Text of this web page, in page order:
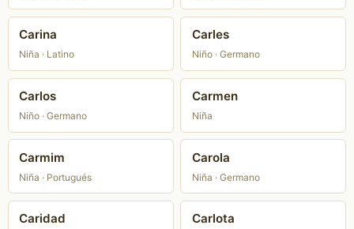
Carina
Niña · Latino
Carles
Niño · Germano
Carlos
Niño · Germano
Carmen
Niña
Carmim
Niña · Portugués
Carola
Niña · Germano
Caridad Carlota